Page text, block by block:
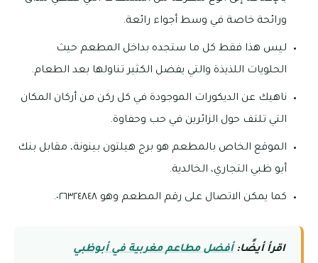
ورائحة خاصة في وسط أجواء رائعة.
ليس هذا فقط كل ما ستجده بداخل المطعم حيث
الحلويات اللذيذة والتي يفضل الكثير تناولها بعد الطعام.
ناهيك عن الديكورات الموجودة في كل ركن من أركان المكان
التي تلتف حول الزائرين في حب وحفاوة.
الموقع الخاص بالمطعم هو برج هيلتون بينونة، مقابل بنك
أبو ظبي التجاري، الخالدية.
كما يمكن الاتصال على رقم المطعم وهو ٠٢٦٣٢٤٨٤٨.
اقرأ أيضًا:أفضل مطاعم مغربية في أبوظبي